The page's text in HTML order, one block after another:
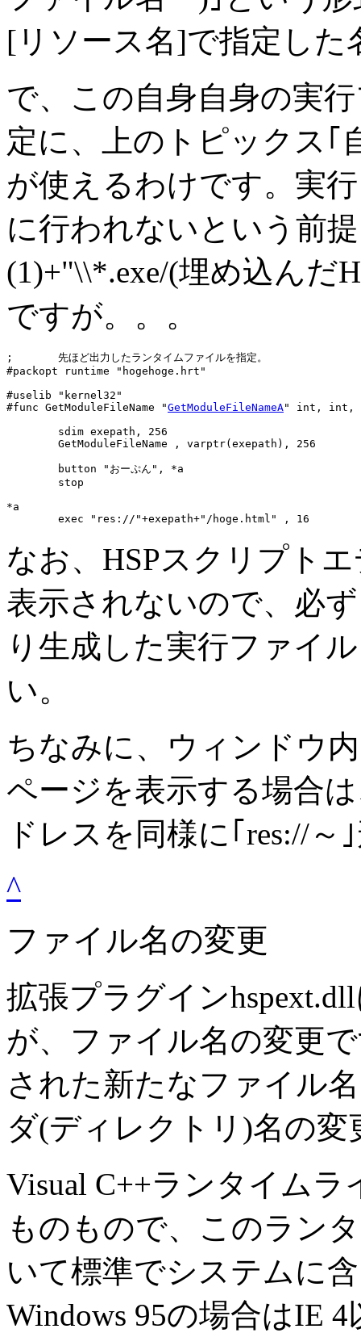
[リソース名]で指定した
で、この自身自身の実
定に、上のトピックス｢
が使えるわけです。実
に行われないという前
(1)+"\\*.exe/(埋め込んだ
ですが。。。
;	先ほど出力したランタイムファイルを指定。
#packopt runtime "hogehoge.hrt"
#uselib "kernel32"
#func GetModuleFileName "GetModuleFileNameA" int, int,
*a
	exec "res://"+exepath+"/hoge.html" , 16
なお、HSPスクリプト
表示されないので、必
り生成した実行ファイ
い。
ちなみに、ウィンドウ
ページを表示する場合
ドレスを同様に｢res://
^
ファイル名の変更
拡張プラグイン
が、ファイル名の変更
された新たなファイル
ダ(ディレクトリ)名の変
Visual C++ランタイム
ものもので、このラン
いて標準でシステムに
Windows 95の場合はIE 4